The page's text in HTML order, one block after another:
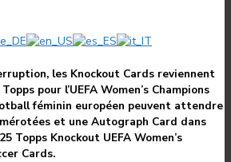
les Knockout Cards reviennent
pour l’UEFA Women’s Champions
féminin européen peuvent attendre
et une Autograph Card dans
Topps Knockout UEFA Women’s
Cards.